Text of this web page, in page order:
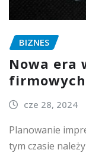
BIZNES
Nowa era
firmowych
cze 28, 2024
Planowanie
tym czasie